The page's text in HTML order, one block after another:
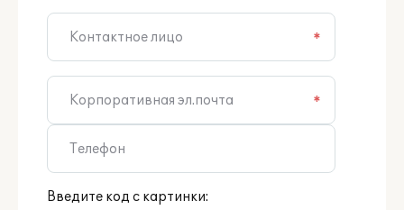
*
*
Введите код с картинки: